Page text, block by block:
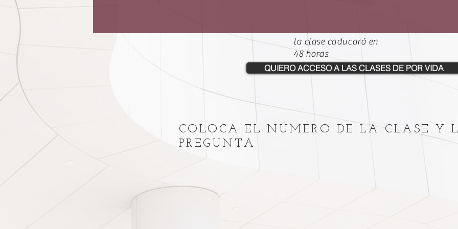
la clase caducará en
48 horas
QUIERO ACCESO A LAS CLASES DE POR VIDA
COLOCA EL NÚMERO DE LA CLASE Y
PREGUNTA